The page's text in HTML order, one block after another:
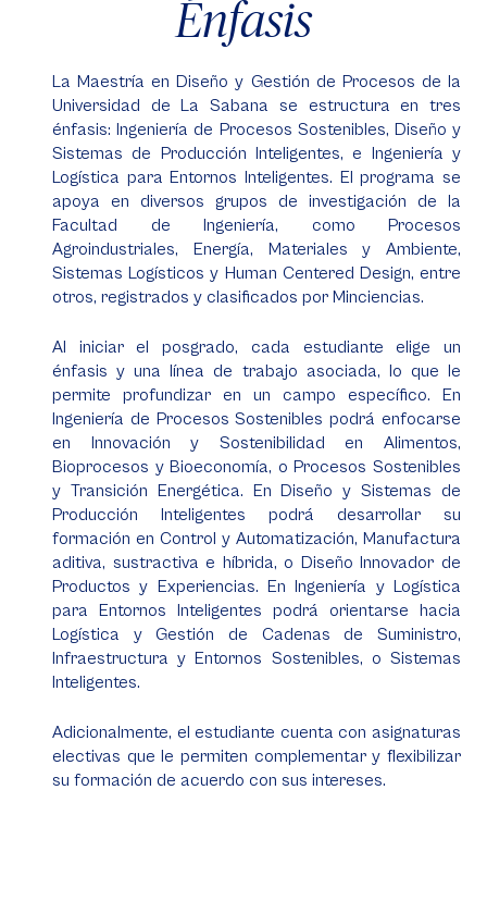
Énfasis
La Maestría en Diseño y Gestión de Procesos de la
Universidad de La Sabana se estructura en tres
énfasis: Ingeniería de Procesos Sostenibles, Diseño y
Sistemas de Producción Inteligentes, e Ingeniería y
Logística para Entornos Inteligentes. El programa se
apoya en diversos grupos de investigación de la
Facultad de Ingeniería, como Procesos
Agroindustriales, Energía, Materiales y Ambiente,
Sistemas Logísticos y Human Centered Design, entre
otros, registrados y clasificados por Minciencias.
Al iniciar el posgrado, cada estudiante elige un
énfasis y una línea de trabajo asociada, lo que le
permite profundizar en un campo específico. En
Ingeniería de Procesos Sostenibles podrá enfocarse
en Innovación y Sostenibilidad en Alimentos,
Bioprocesos y Bioeconomía, o Procesos Sostenibles
y Transición Energética. En Diseño y Sistemas de
Producción Inteligentes podrá desarrollar su
formación en Control y Automatización, Manufactura
aditiva, sustractiva e híbrida, o Diseño Innovador de
Productos y Experiencias. En Ingeniería y Logística
para Entornos Inteligentes podrá orientarse hacia
Logística y Gestión de Cadenas de Suministro,
Infraestructura y Entornos Sostenibles, o Sistemas
Inteligentes.
Adicionalmente, el estudiante cuenta con asignaturas
electivas que le permiten complementar y flexibilizar
su formación de acuerdo con sus intereses.